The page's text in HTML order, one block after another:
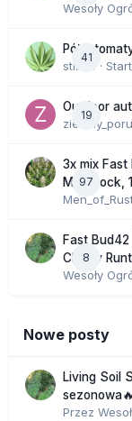
Wesoły
41
stix33 ·
19
Outdoor
97
3x mix Fast
Moonrock,
8
Fast
Cherry
Wesoły
Nowe posty
Living Soil
sezonowa🔥
Przez